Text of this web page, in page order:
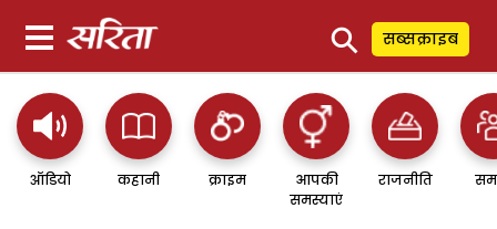
⚲ सब्सक्राइब
ऑडियो कहानी क्राइम
आपकी
समस्याएं
राजनीति